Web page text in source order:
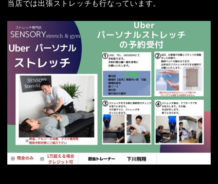
当店では出張ストレッチも行なっています。